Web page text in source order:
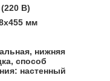
В)
мм
нижняя
способ
настенный